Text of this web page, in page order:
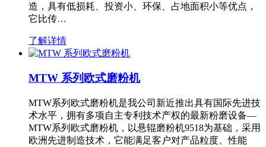
造，具有低损耗、投资小、环保、占地面积小等优点，
它比传…
了解详情
MTW 系列欧式磨粉机
MTW系列欧式磨粉机是我公司新近推出具有国际先进技
术水平，拥有多项自主专利技术产权的最新粉磨设备—
MTW系列欧式磨粉机，以悬辊磨粉机9518为基础，采用
欧洲先进制造技术，它能满足客户对产品粒度、性能